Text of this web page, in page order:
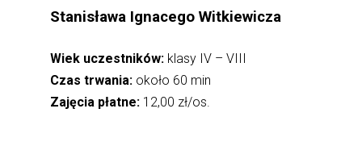
Stanisława Ignacego Witkiewicza
Wiek uczestników: klasy IV – VIII
Czas trwania: około 60 min
Zajęcia płatne: 12,00 zł/os.